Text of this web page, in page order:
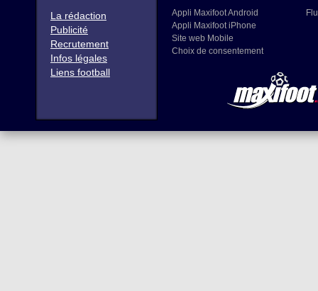
La rédaction
Publicité
Recrutement
Infos légales
Liens football
Appli Maxifoot Android
Appli Maxifoot iPhone
Site web Mobile
Choix de consentement